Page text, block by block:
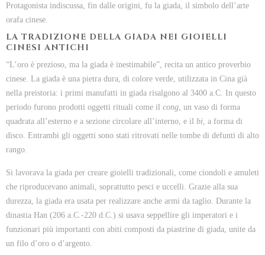
Protagonista indiscussa, fin dalle origini, fu la giada, il simbolo dell’arte
orafa cinese.
LA TRADIZIONE DELLA GIADA NEI GIOIELLI
CINESI ANTICHI
“L’oro è prezioso, ma la giada è inestimabile”, recita un antico proverbio
cinese. La giada è una pietra dura, di colore verde, utilizzata in Cina già
nella preistoria: i primi manufatti in giada risalgono al 3400 a.C. In questo
periodo furono prodotti oggetti rituali come il cong , un vaso di forma
quadrata all’esterno e a sezione circolare all’interno, e il bi , a forma di
disco. Entrambi gli oggetti sono stati ritrovati nelle tombe di defunti di alto
rango.
Si lavorava la giada per creare gioielli tradizionali, come ciondoli e amuleti
che riproducevano animali, soprattutto pesci e uccelli. Grazie alla sua
durezza, la giada era usata per realizzare anche armi da taglio. Durante la
dinastia Han (206 a.C.-220 d.C.) si usava seppellire gli imperatori e i
funzionari più importanti con abiti composti da piastrine di giada, unite da
un filo d’oro o d’argento.